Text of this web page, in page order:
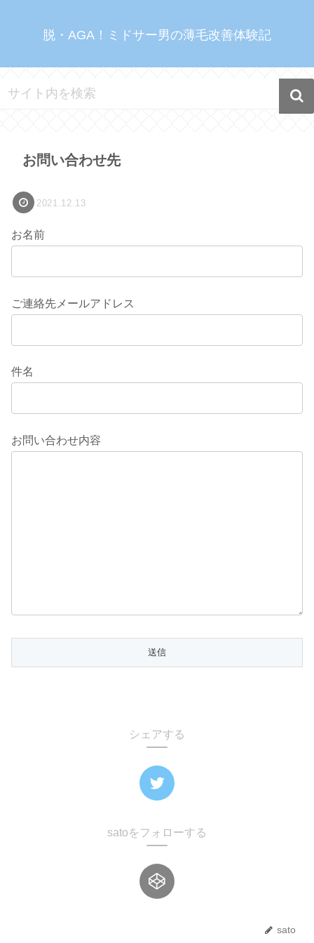
脱・AGA！ミドサー男の薄毛改善体験記
お問い合わせ先
2021.12.13
お名前
ご連絡先メールアドレス
件名
お問い合わせ内容
シェアする
satoをフォローする
sato